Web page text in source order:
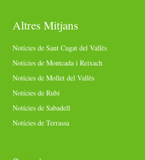
Altres Mitjans
Notícies de Sant Cugat del Vallès
Notícies de Montcada i Reixach
Notícies de Mollet del Vallès
Notícies de Rubí
Notícies de Sabadell
Notícies de Terrassa